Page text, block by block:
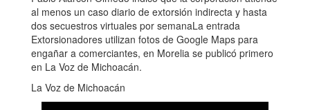
al menos un caso diario de extorsión indirecta y hasta
dos secuestros virtuales por semanaLa entrada
Extorsionadores utilizan fotos de Google Maps para
engañar a comerciantes, en Morelia se publicó primero
en La Voz de Michoacán.
La Voz de Michoacán